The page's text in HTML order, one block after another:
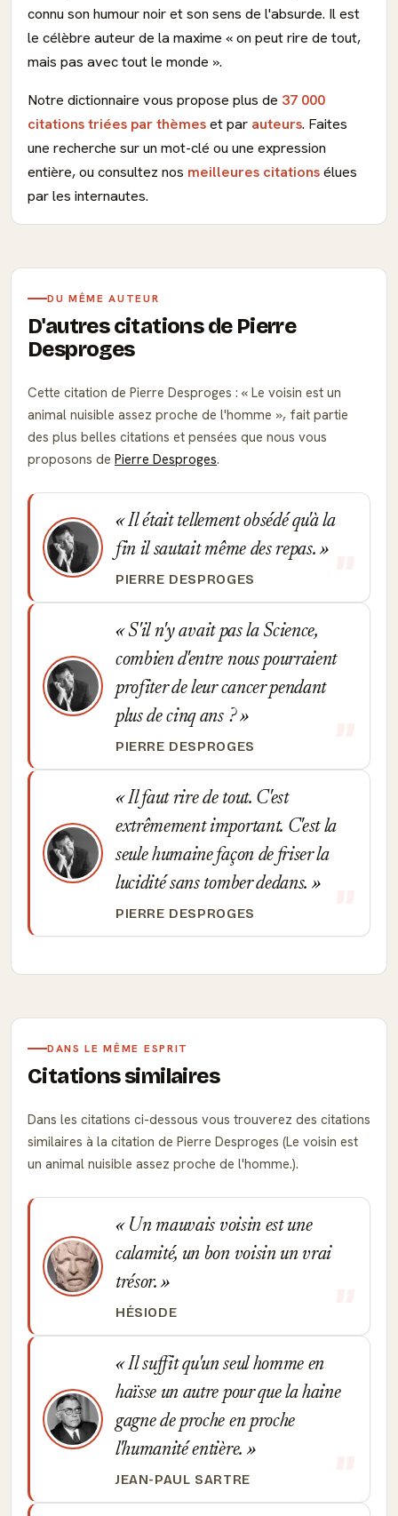
connu son humour noir et son sens de l'absurde. Il est
le célèbre auteur de la maxime « on peut rire de tout,
mais pas avec tout le monde ».
Notre dictionnaire vous propose plus de 37 000
citations triées par thèmeset par auteurs. Faites
une recherche sur un mot-clé ou une expression
entière, ou consultez nos meilleures citationsélues
par les internautes.
DU MÊME AUTEUR
D'autres citations de Pierre
Desproges
Cette citation de Pierre Desproges :
Le voisin est un
animal nuisible assez proche de l'homme
, fait partie
des plus belles citations et pensées que nous vous
proposons de Pierre Desproges.
Il était tellement obsédé qu'à la
fin il sautait même des repas.
PIERRE DESPROGES
S'il n'y avait pas la Science,
combien d'entre nous pourraient
profiter de leur cancer pendant
plus de cinq ans ?
PIERRE DESPROGES
Il faut rire de tout. C'est
extrêmement important. C'est la
seule humaine façon de friser la
lucidité sans tomber dedans.
PIERRE DESPROGES
DANS LE MÊME ESPRIT
Citations similaires
Dans les citations ci-dessous vous trouverez des citations
similaires à la citation de Pierre Desproges (Le voisin est
un animal nuisible assez proche de l'homme.).
Un mauvais voisin est une
calamité, un bon voisin un vrai
trésor.
HÉSIODE
Il suffit qu'un seul homme en
haïsse un autre pour que la haine
gagne de proche en proche
l'humanité entière.
JEAN-PAUL SARTRE